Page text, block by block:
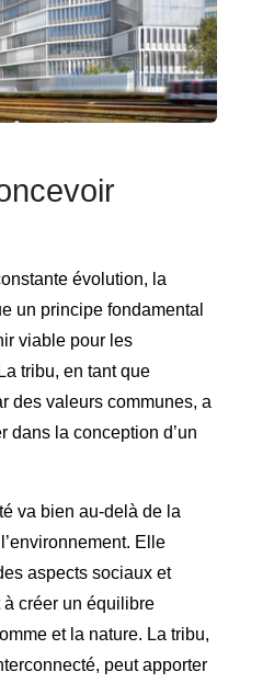
évolution, la
un principe fondamental
viable pour les
tribu, en tant que
des valeurs communes, a
dans la conception d’un
va bien au-delà de la
Elle
aspects sociaux et
créer un équilibre
et la nature. La tribu,
peut apporter